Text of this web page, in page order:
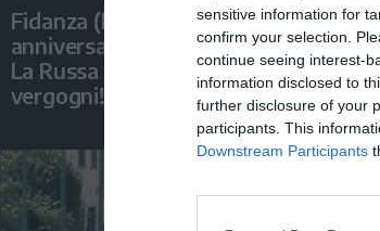
sensitive information for
confirm your selection.
continue seeing interest-
information disclosed to
further disclosure of your
participants. This
Downstream Participants
Fidanza (FdI): 'Cgil di spalle ad
anniversario Marcinelle mentre
La Russa leggeva Mattarella, si
vergogni!'